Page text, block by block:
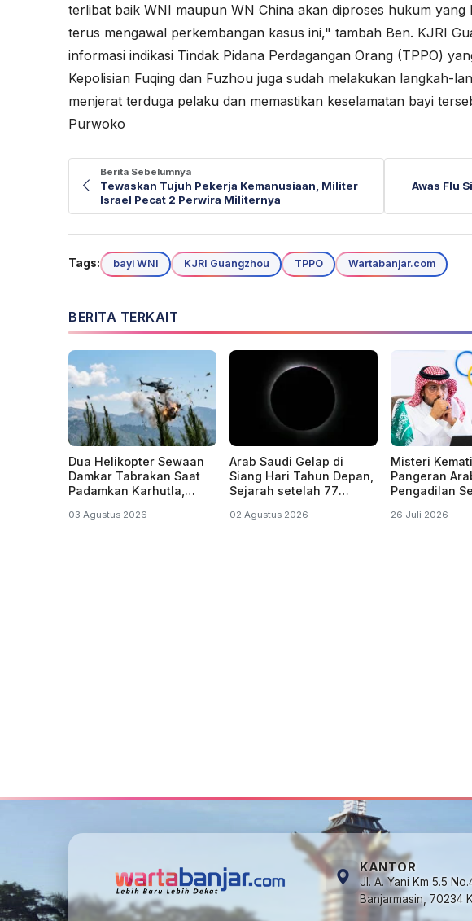
terlibat baik WNI maupun WN China akan diproses hukum
terus mengawal perkembangan kasus ini," tambah Ben. KJRI
informasi indikasi Tindak Pidana Perdagangan Orang (TPPO)
Kepolisian Fuqing dan Fuzhou juga sudah melakukan langkah-
menjerat terduga pelaku dan memastikan keselamatan bayi
Purwoko
Berita Sebelumnya
Tewaskan Tujuh Pekerja Kemanusiaan, Militer
Israel Pecat 2 Perwira Militernya
Awas Flu
Tags: bayi WNI KJRI Guangzhou TPPO Wartabanjar.com
BERITA TERKAIT
Dua Helikopter Sewaan
Damkar Tabrakan Saat
Padamkan Karhutla,
03 Agustus 2026
Arab Saudi Gelap di
Siang Hari Tahun Depan,
Sejarah setelah 77
02 Agustus 2026
Misteri
Pangeran
Pengadilan
"Obat Pesta"
26 Juli 2026
KANTOR
Jl. A. Yani Km 5.5
Banjarmasin, 70234